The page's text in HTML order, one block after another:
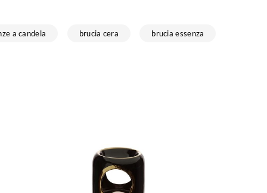
a candela brucia cera brucia essenza